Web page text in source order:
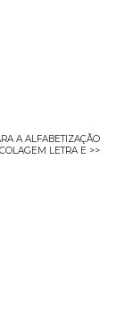
A ALFABETIZAÇÃO
LETRA E >>